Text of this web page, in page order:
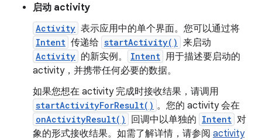
启动 activity
Activity 表示应用中的单个界面。您可以通过将
Intent 传递给 startActivity() 来启动
Activity 的新实例。 Intent 用于描述要启动的
activity，并携带任何必要的数据。
如果您想在 activity 完成时接收结果，请调用
startActivityForResult() 。您的 activity 会在
onActivityResult() 回调中以单独的 Intent 对
象的形式接收结果。如需了解详情，请参阅 activity